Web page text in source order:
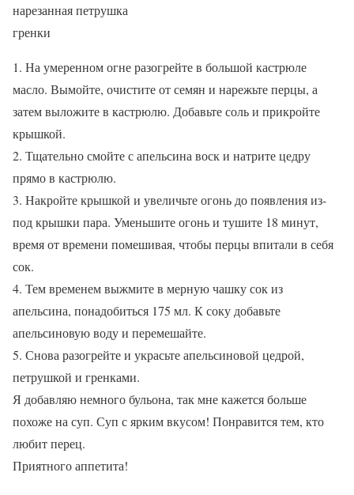
нарезанная петрушка
гренки
1. На умеренном огне разогрейте в большой кастрюле
масло. Вымойте, очистите от семян и нарежьте перцы, а
затем выложите в кастрюлю. Добавьте соль и прикройте
крышкой.
2. Тщательно смойте с апельсина воск и натрите цедру
прямо в кастрюлю.
3. Накройте крышкой и увеличьте огонь до появления из-
под крышки пара. Уменьшите огонь и тушите 18 минут,
время от времени помешивая, чтобы перцы впитали в себя
сок.
4. Тем временем выжмите в мерную чашку сок из
апельсина, понадобиться 175 мл. К соку добавьте
апельсиновую воду и перемешайте.
5. Снова разогрейте и украсьте апельсиновой цедрой,
петрушкой и гренками.
Я добавляю немного бульона, так мне кажется больше
похоже на суп. Суп с ярким вкусом! Понравится тем, кто
любит перец.
Приятного аппетита!